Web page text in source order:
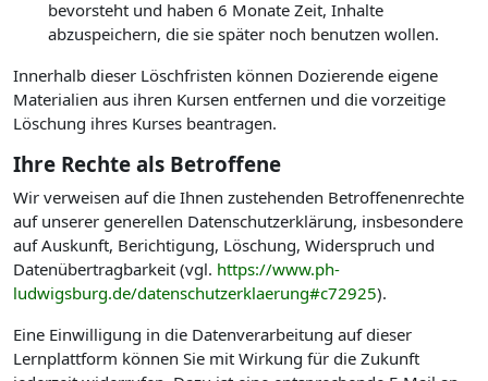
bevorsteht und haben 6 Monate Zeit, Inhalte
abzuspeichern, die sie später noch benutzen wollen.
Innerhalb dieser Löschfristen können Dozierende eigene
Materialien aus ihren Kursen entfernen und die vorzeitige
Löschung ihres Kurses beantragen.
Ihre Rechte als Betroffene
Wir verweisen auf die Ihnen zustehenden Betroffenenrechte
auf unserer generellen Datenschutzerklärung, insbesondere
auf Auskunft, Berichtigung, Löschung, Widerspruch und
Datenübertragbarkeit (vgl. https://www.ph-
ludwigsburg.de/datenschutzerklaerung#c72925).
Eine Einwilligung in die Datenverarbeitung auf dieser
Lernplattform können Sie mit Wirkung für die Zukunft